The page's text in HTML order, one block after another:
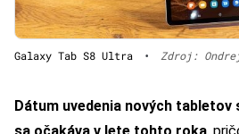
Galaxy Tab S8 Ultra • Zdroj: Ondrej
Dátum uvedenia nových